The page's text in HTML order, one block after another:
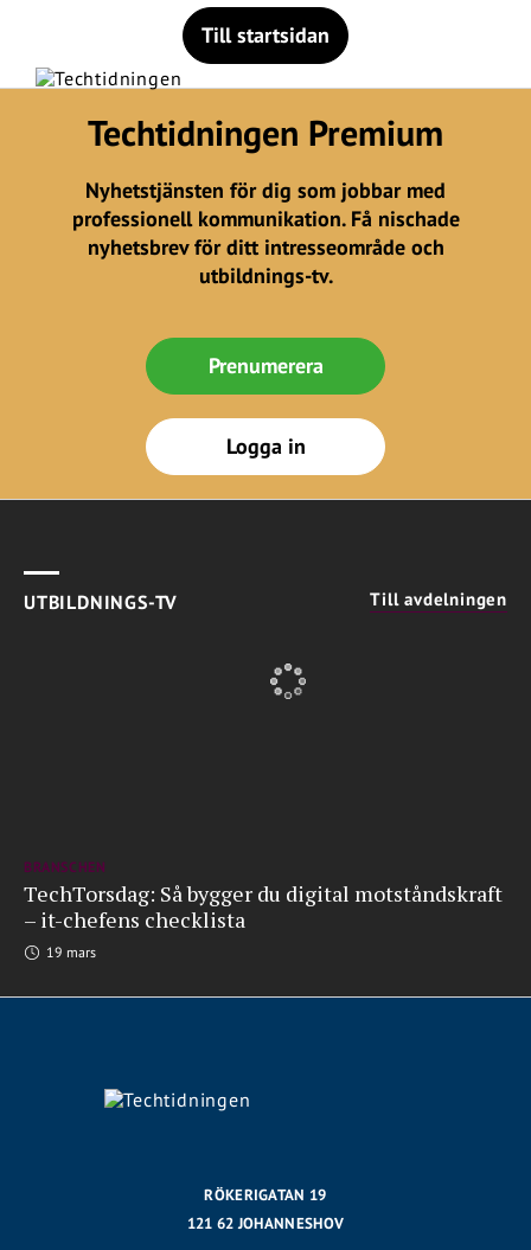
Till startsidan
Techtidningen Premium
Nyhetstjänsten för dig som jobbar med
professionell kommunikation. Få nischade
nyhetsbrev för ditt intresseområde och
utbildnings-tv.
Prenumerera
Logga in
UTBILDNINGS-TV Till avdelningen
BRANSCHEN
TechTorsdag: Så bygger du digital motståndskraft
– it-chefens checklista
19 mars
RÖKERIGATAN 19
121 62 JOHANNESHOV